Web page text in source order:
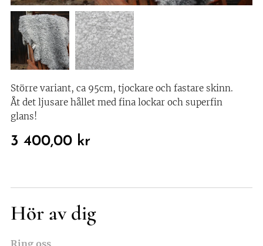
Större variant, ca 95cm, tjockare och fastare skinn.
Åt det ljusare hållet med fina lockar och superfin
glans!
3 400,00 kr
Hör av dig
Ring oss